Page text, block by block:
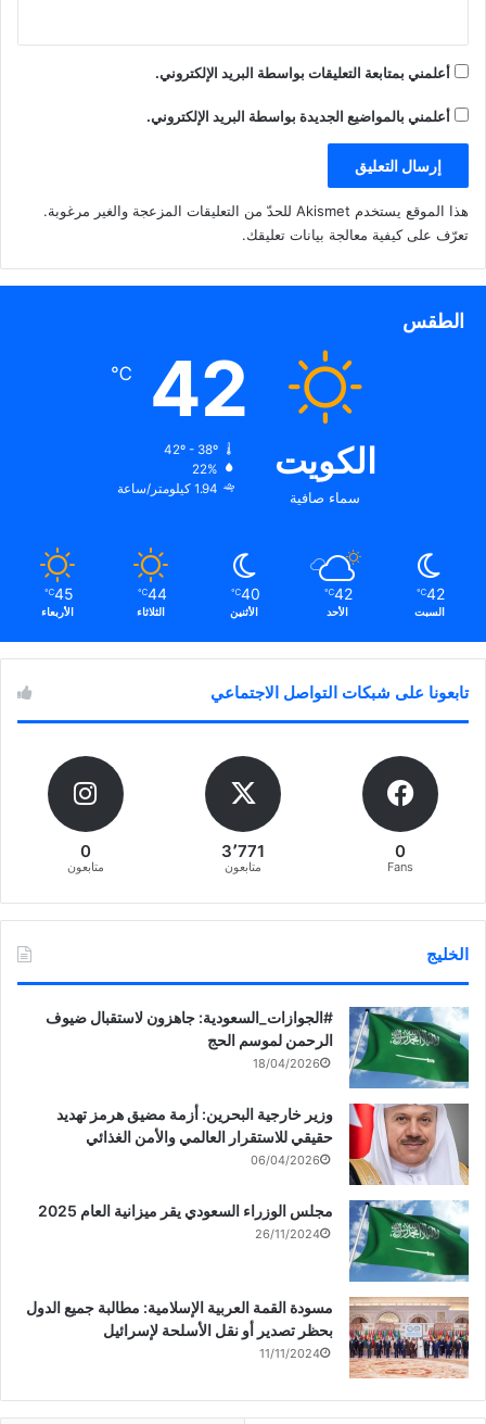
أعلمني بمتابعة التعليقات بواسطة البريد الإلكتروني.
أعلمني بالمواضيع الجديدة بواسطة البريد الإلكتروني.
هذا الموقع يستخدم Akismet للحدّ من التعليقات المزعجة والغير مرغوبة.
تعرّف على كيفية معالجة بيانات تعليقك.
الطقس
الكويت
سماء صافية
42
℃
42º - 38º
22%
1.94 كيلومتر/ساعة
42
℃
السبت
42
℃
الأحد
40
℃
الأثنين
44
℃
الثلاثاء
45
℃
الأربعاء
تابعونا على شبكات التواصل الاجتماعي
0
Fans
3٬771
متابعون
0
متابعون
الخليج
‏‎#الجوازات_السعودية: جاهزون لاستقبال ضيوف
الرحمن لموسم الحج
18/04/2026
وزير خارجية البحرين: أزمة مضيق هرمز تهديد
حقيقي للاستقرار العالمي والأمن الغذائي
06/04/2026
مجلس الوزراء السعودي يقر ميزانية العام 2025
26/11/2024
مسودة القمة العربية الإسلامية: مطالبة جميع الدول
بحظر تصدير أو نقل الأسلحة لإسرائيل
11/11/2024